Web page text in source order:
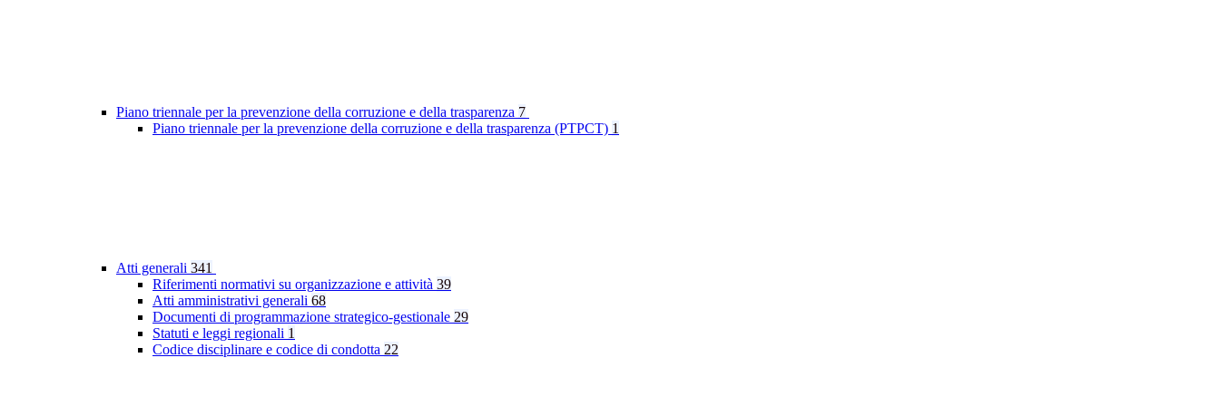
Piano triennale per la prevenzione della corruzione e della trasparenza 7
Piano triennale per la prevenzione della corruzione e della trasparenza (PTPCT) 1
Atti generali 341
Riferimenti normativi su organizzazione e attività 39
Atti amministrativi generali 68
Documenti di programmazione strategico-gestionale 29
Statuti e leggi regionali 1
Codice disciplinare e codice di condotta 22